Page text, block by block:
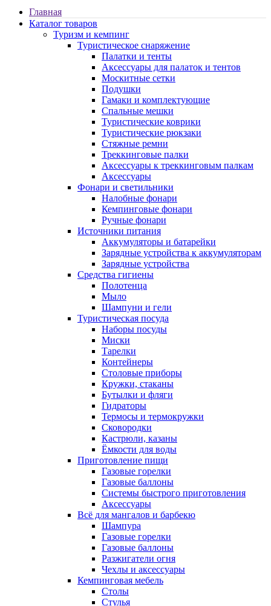
Главная
Каталог товаров
Туризм и кемпинг
Туристическое снаряжение
Палатки и тенты
Аксессуары для палаток и тентов
Москитные сетки
Подушки
Гамаки и комплектующие
Спальные мешки
Туристические коврики
Туристические рюкзаки
Стяжные ремни
Треккинговые палки
Аксессуары к треккинговым палкам
Аксессуары
Фонари и светильники
Налобные фонари
Кемпинговые фонари
Ручные фонари
Источники питания
Аккумуляторы и батарейки
Зарядные устройства к аккумуляторам
Зарядные устройства
Средства гигиены
Полотенца
Мыло
Шампуни и гели
Туристическая посуда
Наборы посуды
Миски
Тарелки
Контейнеры
Столовые приборы
Кружки, стаканы
Бутылки и фляги
Гидраторы
Термосы и термокружки
Сковородки
Кастрюли, казаны
Ёмкости для воды
Приготовление пищи
Газовые горелки
Газовые баллоны
Системы быстрого приготовления
Аксессуары
Всё для мангалов и барбекю
Шампура
Газовые горелки
Газовые баллоны
Разжигатели огня
Чехлы и аксессуары
Кемпинговая мебель
Столы
Стулья